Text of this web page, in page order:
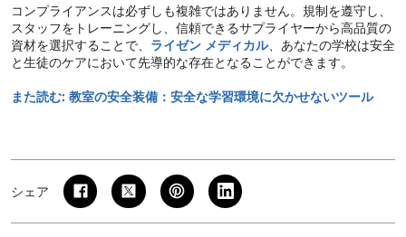
コンプライアンスは必ずしも複雑ではありません。規制を遵守し、
スタッフをトレーニングし、信頼できるサプライヤーから高品質の
資材を選択することで、 ライゼン メディカル、あなたの学校は安全
と生徒のケアにおいて先導的な存在となることができます。
また読む: 教室の安全装備：安全な学習環境に欠かせないツール
シェア